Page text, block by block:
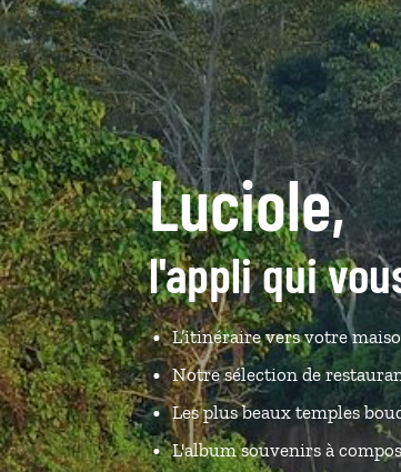
Luciole,
l'appli qui
L’itinéraire vers votre
Notre sélection de
Les plus beaux temples
L'album souvenirs à